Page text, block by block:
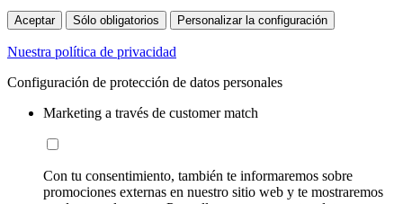
Aceptar Sólo obligatorios Personalizar la configuración
Nuestra política de privacidad
Configuración de protección de datos personales
Marketing a través de customer match
Con tu consentimiento, también te informaremos sobre
promociones externas en nuestro sitio web y te mostraremos